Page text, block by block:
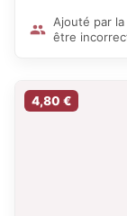
Ajouté par
être
4,80 €